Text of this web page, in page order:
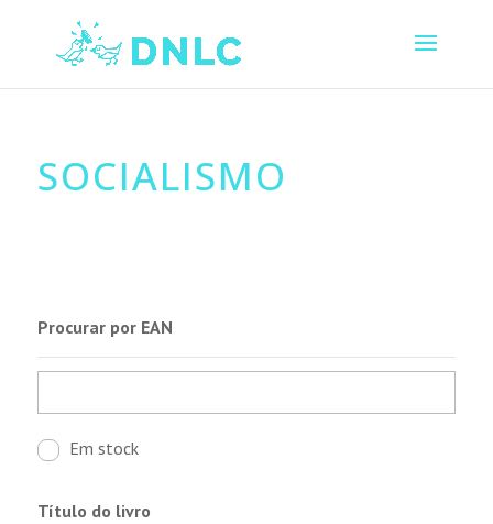
SOCIALISMO
Procurar por EAN
Em stock
Título do livro